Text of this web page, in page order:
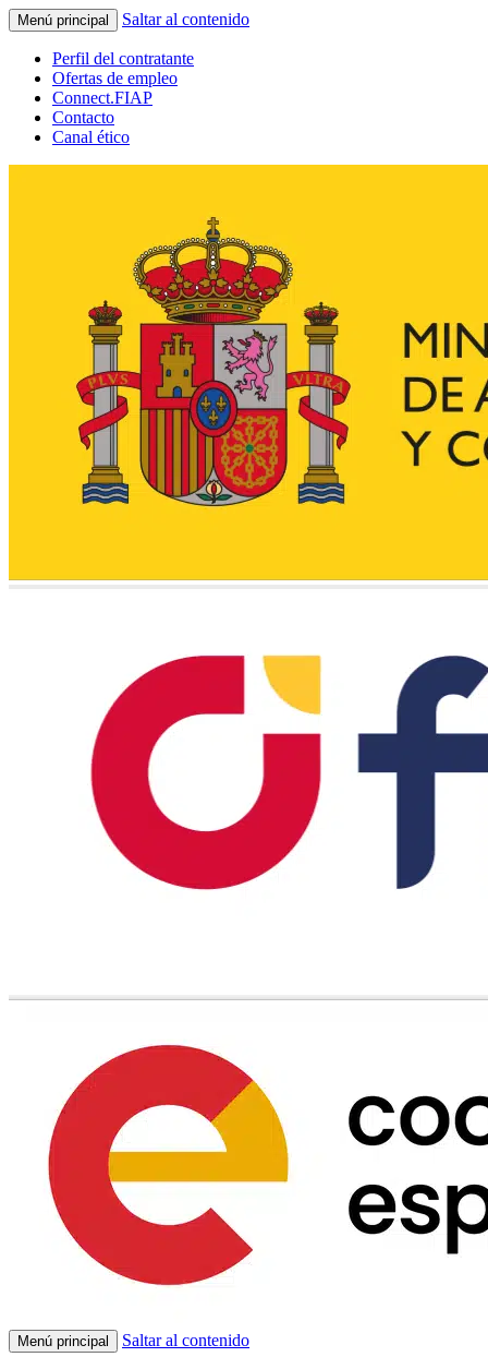
Menú principal Saltar al contenido
Perfil del contratante
Ofertas de empleo
Connect.FIAP
Contacto
Canal ético
Menú principal Saltar al contenido